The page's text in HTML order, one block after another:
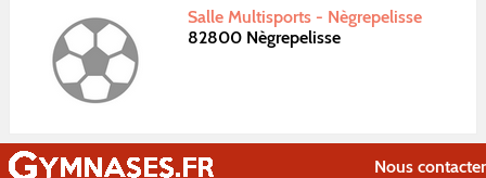
Salle Multisports - Nègrepelisse
82800 Nègrepelisse
Nous contacter